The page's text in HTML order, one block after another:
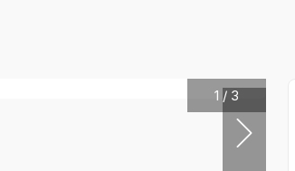
1 / 3